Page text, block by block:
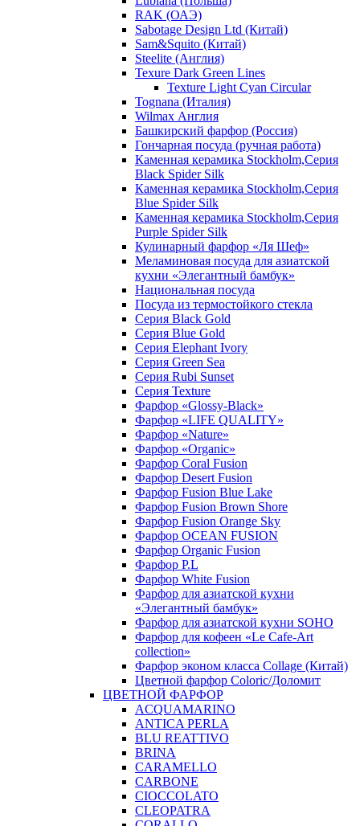
RAK (ОАЭ)
Sabotage Design Ltd (Китай)
Sam&Squito (Китай)
Steelite (Англия)
Texure Dark Green Lines
Texture Light Cyan Circular
Tognana (Италия)
Wilmax Англия
Башкирский фарфор (Россия)
Гончарная посуда (ручная работа)
Каменная керамика Stockholm,Серия
Black Spider Silk
Каменная керамика Stockholm,Серия
Blue Spider Silk
Каменная керамика Stockholm,Серия
Purple Spider Silk
Кулинарный фарфор «Ля Шеф»
Меламиновая посуда для азиатской
кухни «Элегантный бамбук»
Национальная посуда
Посуда из термостойкого стекла
Серия Black Gold
Серия Blue Gold
Серия Elephant Ivory
Серия Green Sea
Серия Rubi Sunset
Серия Texture
Фарфор «Glossy-Black»
Фарфор «LIFE QUALITY»
Фарфор «Nature»
Фарфор «Organic»
Фарфор Coral Fusion
Фарфор Desert Fusion
Фарфор Fusion Blue Lake
Фарфор Fusion Brown Shore
Фарфор Fusion Orange Sky
Фарфор OCEAN FUSION
Фарфор Organic Fusion
Фарфор P.L
Фарфор White Fusion
Фарфор для азиатской кухни
«Элегантный бамбук»
Фарфор для азиатской кухни SOHO
Фарфор для кофеен «Le Cafe-Art
collection»
Фарфор эконом класса Collage (Китай)
Цветной фарфор Coloric/Доломит
ЦВЕТНОЙ ФАРФОР
ACQUAMARINO
ANTICA PERLA
BLU REATTIVO
BRINA
CARAMELLO
CARBONE
CIOCCOLATO
CLEOPATRA